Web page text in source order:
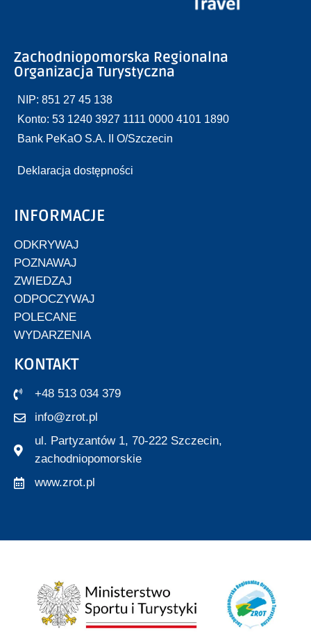
Zachodniopomorska Regionalna
Organizacja Turystyczna
NIP: 851 27 45 138
Konto: 53 1240 3927 1111 0000 4101 1890
Bank PeKaO S.A. II O/Szczecin
Deklaracja dostępności
INFORMACJE
ODKRYWAJ
POZNAWAJ
ZWIEDZAJ
ODPOCZYWAJ
POLECANE
WYDARZENIA
KONTAKT
+48 513 034 379
info@zrot.pl
ul. Partyzantów 1, 70-222 Szczecin,
zachodniopomorskie
www.zrot.pl